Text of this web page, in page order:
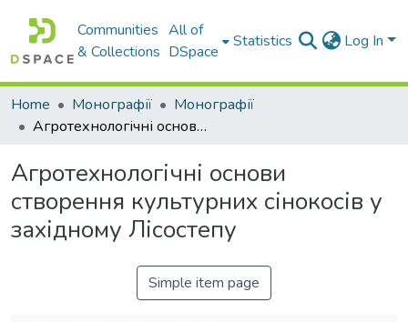
Communities
& Collections
All of
DSpace
Statistics Log In
Home Монографії
Монографії
Агротехнологічні основи створення культурних сінокосів у західному Лісостепу
Агротехнологічні основи
створення культурних сінокосів у
західному Лісостепу
Simple item page